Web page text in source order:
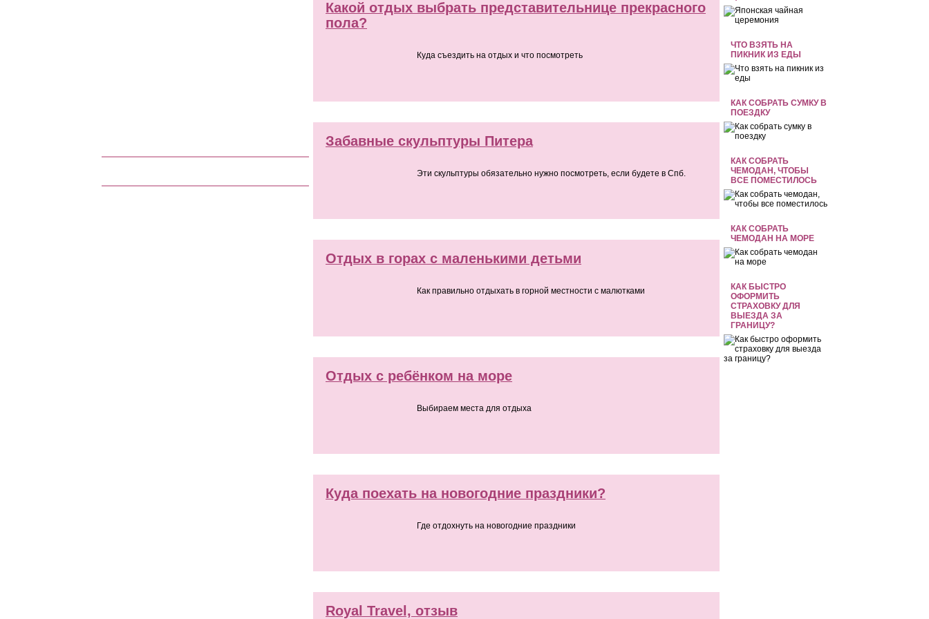
ЧТО ВЗЯТЬ НА
ПИКНИК ИЗ ЕДЫ
КАК СОБРАТЬ СУМКУ В
ПОЕЗДКУ
КАК СОБРАТЬ
ЧЕМОДАН, ЧТОБЫ
ВСЕ ПОМЕСТИЛОСЬ
КАК СОБРАТЬ
ЧЕМОДАН НА МОРЕ
КАК БЫСТРО
ОФОРМИТЬ
СТРАХОВКУ ДЛЯ
ВЫЕЗДА ЗА
ГРАНИЦУ?
Какой отдых выбрать представительнице прекрасного
пола?
Куда съездить на отдых и что посмотреть
Забавные скульптуры Питера
Эти скульптуры обязательно нужно посмотреть, если будете в Спб.
Отдых в горах с маленькими детьми
Как правильно отдыхать в горной местности с малютками
Отдых с ребёнком на море
Выбираем места для отдыха
Куда поехать на новогодние праздники?
Где отдохнуть на новогодние праздники
Royal Travel, отзыв